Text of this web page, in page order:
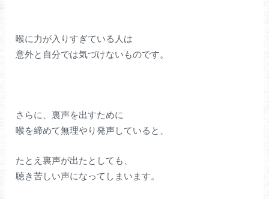
喉に力が入りすぎている人は
意外と自分では気づけないものです。
さらに、裏声を出すために
喉を締めて無理やり発声していると、
たとえ裏声が出たとしても、
聴き苦しい声になってしまいます。